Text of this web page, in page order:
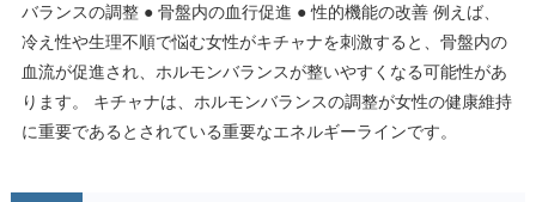
バランスの調整 ● 骨盤内の血行促進 ● 性的機能の改善 例えば、
冷え性や生理不順で悩む女性がキチャナを刺激すると、骨盤内の
血流が促進され、ホルモンバランスが整いやすくなる可能性があ
ります。 キチャナは、ホルモンバランスの調整が女性の健康維持
に重要であるとされている重要なエネルギーラインです。